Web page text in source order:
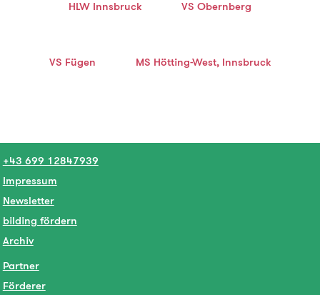
HLW Innsbruck VS Obernberg
VS Fügen MS Hötting-West, Innsbruck
+43 699 12847939
Impressum
Newsletter
bilding fördern
Archiv
Partner
Förderer